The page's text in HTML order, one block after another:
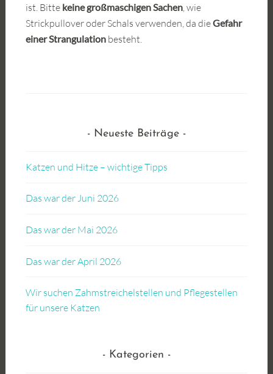
ist. Bitte keine großmaschigen Sachen, wie
Strickpullover oder Schals verwenden, da dieGefahr
einer Strangulationbesteht.
Neueste Beiträge
Katzen und Hitze – wichtige Tipps
Das war der Juni 2026
Das war der Mai 2026
Das war der April 2026
Wir suchen Zahmstreichelstellen und Pflegestellen
für unsere Katzen
Kategorien